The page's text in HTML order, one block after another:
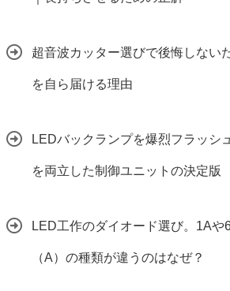
超音波カッター選びで後悔しない
を自ら届ける理由
LEDバックランプを爆烈フラッシ
を両立した制御ユニットの決定版
LED工作のダイオード選び。1Aや
（A）の種類が違うのはなぜ？